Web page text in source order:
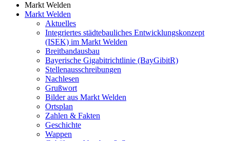
Markt Welden
Markt Welden
Aktuelles
Integriertes städtebauliches Entwicklungskonzept
(ISEK) im Markt Welden
Breitbandausbau
Bayerische Gigabitrichtlinie (BayGibitR)
Stellenausschreibungen
Nachlesen
Grußwort
Bilder aus Markt Welden
Ortsplan
Zahlen & Fakten
Geschichte
Wappen